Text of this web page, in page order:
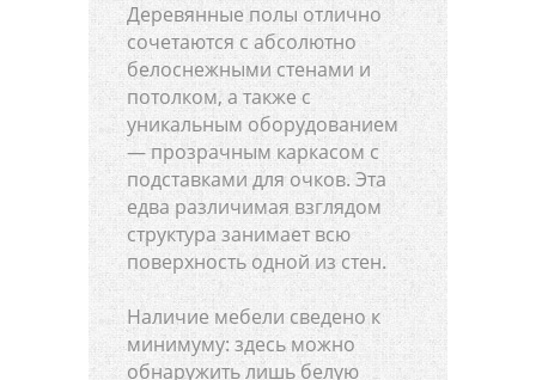
Деревянные полы отлично
сочетаются с абсолютно
белоснежными стенами и
потолком, а также с
уникальным оборудованием
— прозрачным каркасом с
подставками для очков. Эта
едва различимая взглядом
структура занимает всю
поверхность одной из стен.
Наличие мебели сведено к
минимуму: здесь можно
обнаружить лишь белую